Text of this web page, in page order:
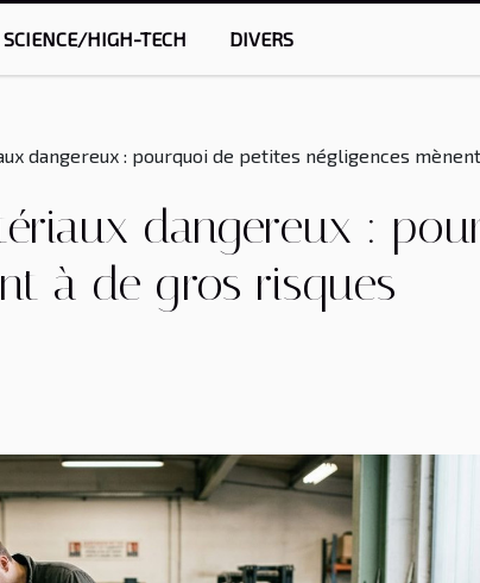
SCIENCE/HIGH-TECH DIVERS
dangereux : pourquoi de petites négligences
dangereux :
à de gros risques